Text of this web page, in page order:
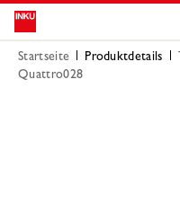
Startseite Produktdetails
Quattro028